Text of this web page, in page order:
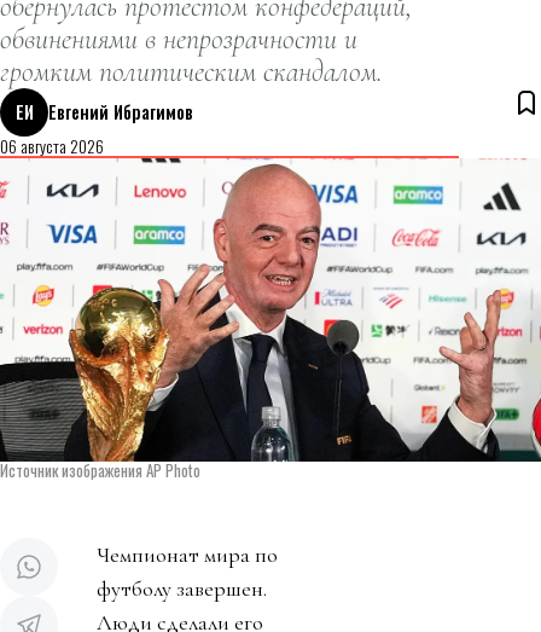
обвинениями в непрозрачности и
громким политическим скандалом.
ЕИ
Евгений Ибрагимов
06 августа 2026
Источник изображения AP Photo
Чемпионат мира по
футболу завершен.
Люди сделали его